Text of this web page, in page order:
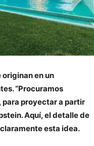
en un
“Procuramos
para proyectar a partir
Aquí, el detalle de
esta idea.